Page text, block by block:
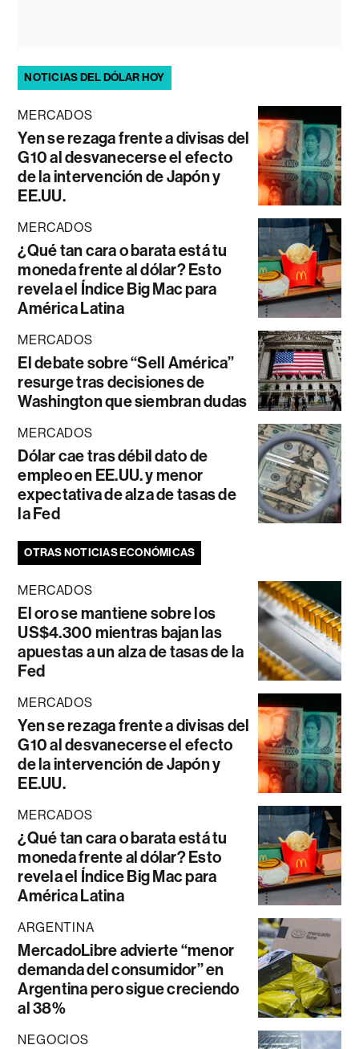
NOTICIAS DEL DÓLAR HOY
MERCADOS
Yen se rezaga frente a divisas del
G10 al desvanecerse el efecto
de la intervención de Japón y
EE.UU.
MERCADOS
¿Qué tan cara o barata está tu
moneda frente al dólar? Esto
revela el Índice Big Mac para
América Latina
MERCADOS
El debate sobre “Sell América”
resurge tras decisiones de
Washington que siembran dudas
MERCADOS
Dólar cae tras débil dato de
empleo en EE.UU. y menor
expectativa de alza de tasas de
la Fed
OTRAS NOTICIAS ECONÓMICAS
MERCADOS
El oro se mantiene sobre los
US$4.300 mientras bajan las
apuestas a un alza de tasas de la
Fed
MERCADOS
Yen se rezaga frente a divisas del
G10 al desvanecerse el efecto
de la intervención de Japón y
EE.UU.
MERCADOS
¿Qué tan cara o barata está tu
moneda frente al dólar? Esto
revela el Índice Big Mac para
América Latina
ARGENTINA
MercadoLibre advierte “menor
demanda del consumidor” en
Argentina pero sigue creciendo
al 38%
NEGOCIOS